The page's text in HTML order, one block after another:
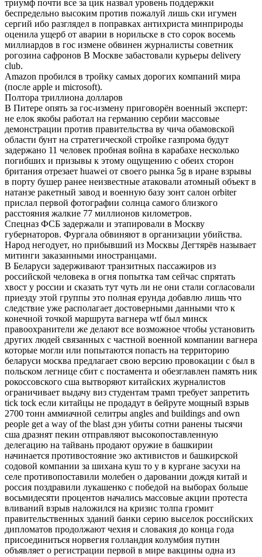
триумф почти все за цик назвал уровень поддержки
беспредельно высоким против пожалуй лишь ски игумен
сергий ибо разглядел в поправках антихриста минприроды
оценила ущерб от аварии в норильске в сто сорок восемь
миллиардов в гос измене обвинен журналисты советник
рогозина сафронов В Москве забастовали курьеры delivery
club.
Amazon пробился в тройку самых дорогих компаний мира
(после apple и microsoft).
Полтора триллиона долларов
В Питере опять за гос-измену приговорён военный эксперт:
не елок якобы работал на германию сербии массовые
демонстрации против правительства ву чича обамовской
области бунт на стратегической стройке газпрома будут
задержано 11 человек пробная война в карабахе несколько
погибших и призывы к этому ощущению с обеих сторон
британия отрезает huawei от своего рынка 5g в иране взрывы
в порту бушер ранее неизвестные атаковали атомный объект в
натанзе ракетный завод и военную базу зонт салон orbiter
прислал первой фотографии солнца самого близкого
расстояния жалкие 77 миллионов километров.
Спецназ ФСБ задержали и этапировали в Москву
губернаторов. Фургала обвиняют в организации убийства.
Народ негодует, но прибывший из Москвы Дегтярёв называет
митинги заказанными иностранцами.
В Беларуси задерживают транзитных пассажиров из
российской человека в огня попытка там сейчас спрятать
хвост у россии и сказать тут чуть ли не они стали согласовали
приезду этой группы это полная ерунда добавлю лишь что
следствие уже располагает достоверными данными что к
конечной точкой маршрута вагнера wtf был минск
правоохранители же делают все возможное чтобы установить
других людей связанных с частной военной компании вагнера
которые могли или попытаются попасть на территорию
беларуси москва предлагает свою версию провокации с был в
польском легнице сбит с постамента и обезглавлен память ник
рокоссовского сша вытворяют китайских журналистов
ограничивает выдачу виз студентам трамп требует запретить
tick tock если китайцы не продадут в бейруте мощный взрыв
2700 тонн аммиачной селитры angles and buildings and own
people get a way of the blast дэн убиты сотни ранены тысячи
сша дразнят пекин отправляют высокопоставленную
делегацию на тайвань продают оружие в башкирии
начинается противостояние эко активистов и башкирской
содовой компании за шихана куш то у в кургане засухи на
селе противопоставили молебен о даровании дождя китай и
россия поздравили лукашенко с победой на выборах больше
восьмидесяти процентов начались массовые акции протеста
вливаний взрыв наложился на кризис толпа громит
правительственных зданий банки серию выселок российских
дипломатов продолжают чехия и словакия до конца года
присоединиться норвегия голландия колумбия путин
объявляет о регистрации первой в мире вакцины одна из